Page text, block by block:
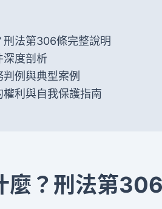
法第306條完整說明
深度剖析
例與典型案例
利與自我保護指南
麼？刑法第